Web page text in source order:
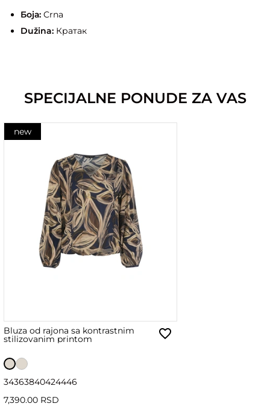
Боја:Crna
Dužina:Кратак
SPECIJALNE PONUDE ZA VAS
new
Bluza od rajona sa kontrastnim
stilizovanim printom
34363840424446
7,390.00 RSD